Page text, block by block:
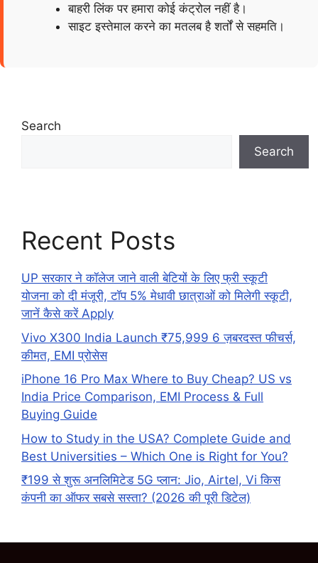
बाहरी लिंक पर हमारा कोई कंट्रोल नहीं है।
साइट इस्तेमाल करने का मतलब है शर्तों से सहमति।
Search
Search
Recent Posts
UP सरकार ने कॉलेज जाने वाली बेटियों के लिए फ्री स्कूटी
योजना को दी मंजूरी, टॉप 5% मेधावी छात्राओं को मिलेगी स्कूटी,
जानें कैसे करें Apply
Vivo X300 India Launch ₹75,999 6 ज़बरदस्त फीचर्स,
कीमत, EMI प्रोसेस
iPhone 16 Pro Max Where to Buy Cheap? US vs
India Price Comparison, EMI Process & Full
Buying Guide
How to Study in the USA? Complete Guide and
Best Universities – Which One is Right for You?
₹199 से शुरू अनलिमिटेड 5G प्लान: Jio, Airtel, Vi किस
कंपनी का ऑफर सबसे सस्ता? (2026 की पूरी डिटेल)